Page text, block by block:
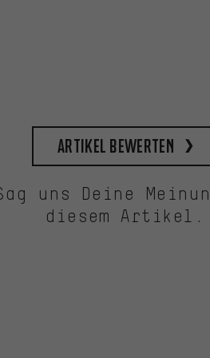
Artikel bewerten
uns Deine
diesem Artikel.